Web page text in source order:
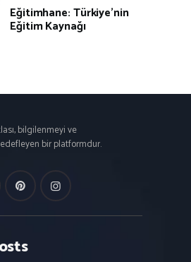
Eğitimhane: Türkiye’nin
Eğitim Kaynağı
bilgilenmeyi ve
bir platformdur.